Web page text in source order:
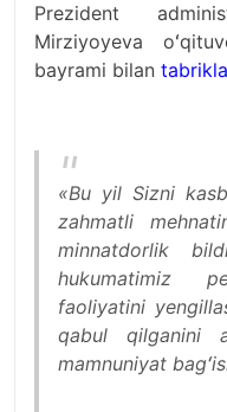
Prezident
Mirziyoyeva
bayrami bilan
«Bu yil Sizni
zahmatli
minnatdorlik
hukumatimiz
faoliyatini
qabul qilganini
mamnuniyat